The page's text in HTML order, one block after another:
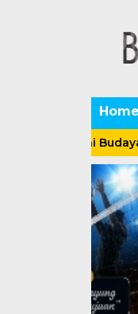
Home
Seni Budaya